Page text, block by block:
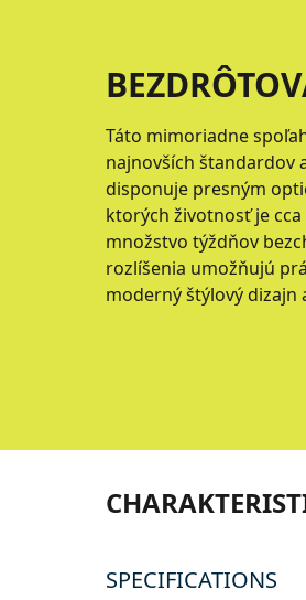
Táto mimoriadne
najnovších štandardov
disponuje presným
ktorých životnosť je
množstvo týždňov
rozlíšenia umožňujú
moderný štýlový dizajn
SPECIFICATIONS